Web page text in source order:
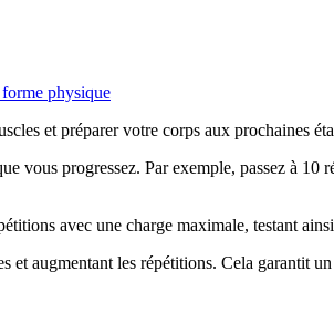
physique
et préparer votre corps aux prochaines
vous progressez. Par exemple, passez à
avec une charge maximale, testant
et augmentant les répétitions. Cela garantit